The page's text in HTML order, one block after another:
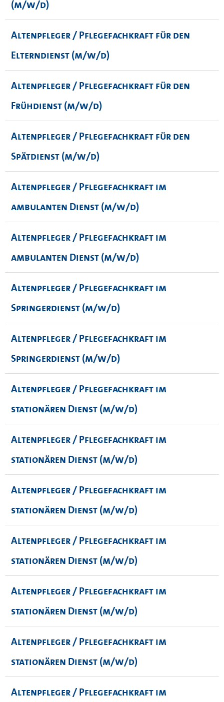
(m/w/d)
Altenpfleger / Pflegefachkraft für den
Elterndienst (m/w/d)
Altenpfleger / Pflegefachkraft für den
Frühdienst (m/w/d)
Altenpfleger / Pflegefachkraft für den
Spätdienst (m/w/d)
Altenpfleger / Pflegefachkraft im
ambulanten Dienst (m/w/d)
Altenpfleger / Pflegefachkraft im
ambulanten Dienst (m/w/d)
Altenpfleger / Pflegefachkraft im
Springerdienst (m/w/d)
Altenpfleger / Pflegefachkraft im
Springerdienst (m/w/d)
Altenpfleger / Pflegefachkraft im
stationären Dienst (m/w/d)
Altenpfleger / Pflegefachkraft im
stationären Dienst (m/w/d)
Altenpfleger / Pflegefachkraft im
stationären Dienst (m/w/d)
Altenpfleger / Pflegefachkraft im
stationären Dienst (m/w/d)
Altenpfleger / Pflegefachkraft im
stationären Dienst (m/w/d)
Altenpfleger / Pflegefachkraft im
stationären Dienst (m/w/d)
Altenpfleger / Pflegefachkraft im